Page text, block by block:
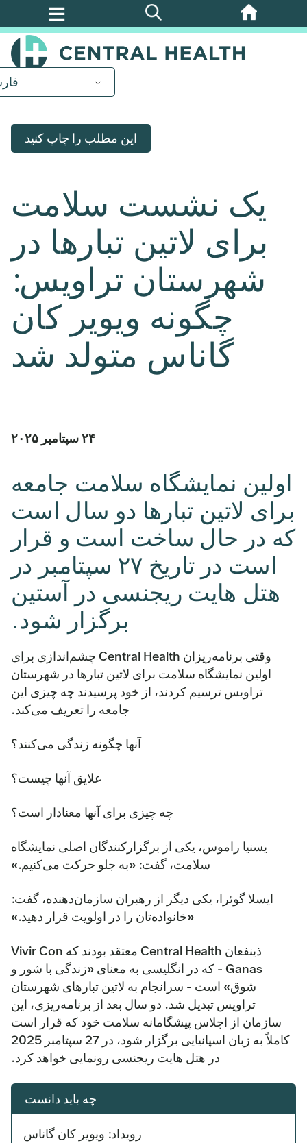
پرش
این مطلب را چاپ کنید
یک نشست سلامت
برای لاتین تبارها در
شهرستان تراویس:
چگونه ویویر کان
گاناس متولد شد
۲۴ سپتامبر ۲۰۲۵
اولین نمایشگاه سلامت جامعه
برای لاتین تبارها دو سال است
که در حال ساخت است و قرار
است در تاریخ ۲۷ سپتامبر در
هتل هایت ریجنسی در آستین
برگزار شود.
وقتی برنامه‌ریزان Central Health چشم‌اندازی برای
اولین نمایشگاه سلامت برای لاتین تبارها در شهرستان
تراویس ترسیم کردند، از خود پرسیدند چه چیزی این
جامعه را تعریف می‌کند.
آنها چگونه زندگی می‌کنند؟
علایق آنها چیست؟
چه چیزی برای آنها معنادار است؟
یسنیا راموس، یکی از برگزارکنندگان اصلی نمایشگاه
سلامت، گفت: «به جلو حرکت می‌کنیم.»
ایسلا گوئرا، یکی دیگر از رهبران سازمان‌دهنده، گفت:
«خانواده‌تان را در اولویت قرار دهید.»
ذینفعان Central Health معتقد بودند که Vivir Con
Ganas - که در انگلیسی به معنای «زندگی با شور و
شوق» است - سرانجام به لاتین تبارهای شهرستان
تراویس تبدیل شد. دو سال بعد از برنامه‌ریزی، این
سازمان از اجلاس پیشگامانه سلامت خود که قرار است
کاملاً به زبان اسپانیایی برگزار شود، در 27 سپتامبر 2025
در هتل هایت ریجنسی رونمایی خواهد کرد.
چه باید دانست
رویداد: ویویر کان گاناس